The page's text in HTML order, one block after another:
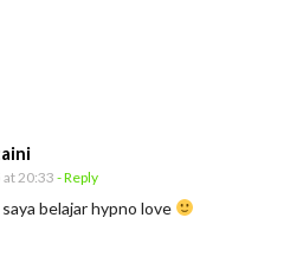
20:33 - Reply
belajar hypno love